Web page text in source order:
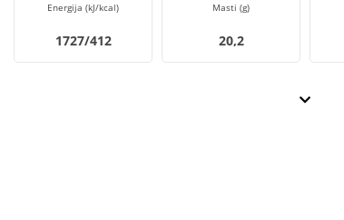
Energija (kJ/kcal)
1727/412
Masti (g)
20,2